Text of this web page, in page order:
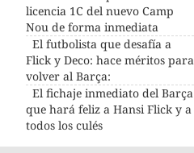
licencia 1C del nuevo Camp
Nou de forma inmediata
El futbolista que desafía a
Flick y Deco: hace méritos para
volver al Barça:
El fichaje inmediato del Barça
que hará feliz a Hansi Flick y a
todos los culés